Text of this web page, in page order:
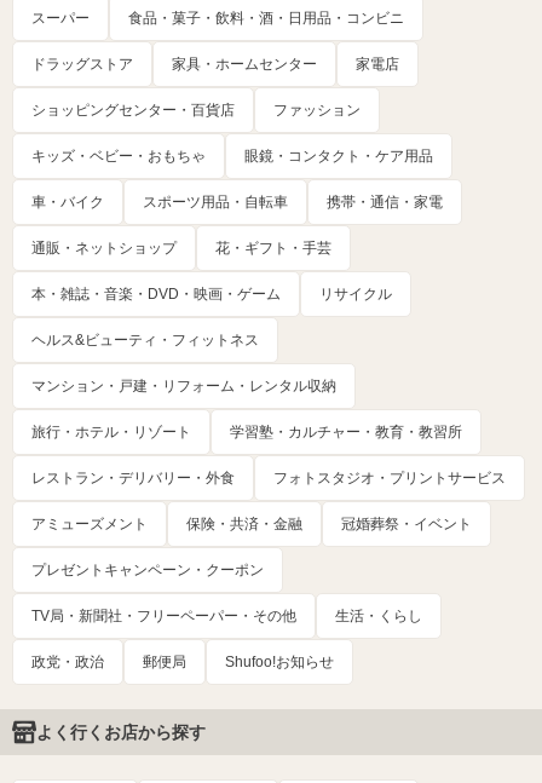
スーパー 食品・菓子・飲料・酒・日用品・コンビニ
ドラッグストア 家具・ホームセンター 家電店
ショッピングセンター・百貨店 ファッション
キッズ・ベビー・おもちゃ 眼鏡・コンタクト・ケア用品
車・バイク スポーツ用品・自転車 携帯・通信・家電
通販・ネットショップ 花・ギフト・手芸
本・雑誌・音楽・DVD・映画・ゲーム リサイクル
ヘルス&ビューティ・フィットネス
マンション・戸建・リフォーム・レンタル収納
旅行・ホテル・リゾート 学習塾・カルチャー・教育・教習所
レストラン・デリバリー・外食 フォトスタジオ・プリントサービス
アミューズメント 保険・共済・金融 冠婚葬祭・イベント
プレゼントキャンペーン・クーポン
TV局・新聞社・フリーペーパー・その他 生活・くらし
政党・政治 郵便局 Shufoo!お知らせ
よく行くお店から探す